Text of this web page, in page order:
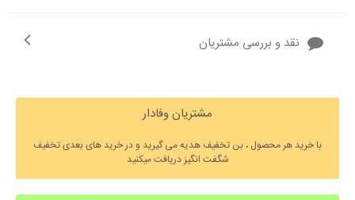
نقد و بررسی مشتریان
مشتریان وفادار
با خرید هر محصول ، بن تخفیف هدیه می گیرید و در خرید های بعدی تخفیف
شگفت انگیز دریافت میکنید